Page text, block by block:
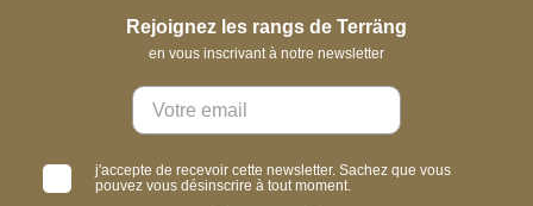
Rejoignez les rangs de Terräng
en vous inscrivant à notre newsletter
j'accepte de recevoir cette newsletter. Sachez que vous
pouvez vous désinscrire à tout moment.